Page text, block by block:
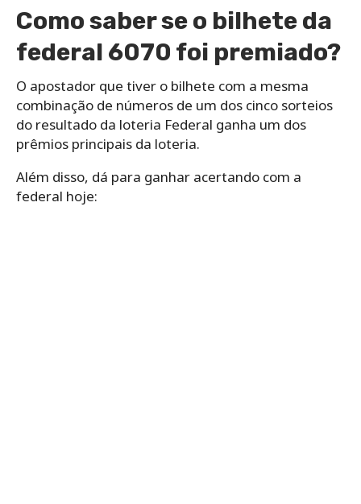
Como saber se o bilhete da
federal 6070 foi premiado?
O apostador que tiver o bilhete com a mesma
combinação de números de um dos cinco sorteios
do resultado da loteria Federal ganha um dos
prêmios principais da loteria.
Além disso, dá para ganhar acertando com a
federal hoje: